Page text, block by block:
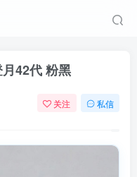
42代 粉黑
关注 私信